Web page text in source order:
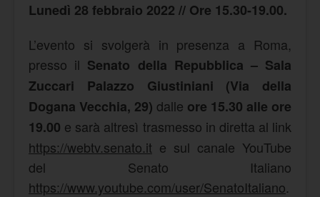
Lunedì 28 febbraio 2022 // Ore 15.30-19.00.
L’evento si svolgerà in presenza a Roma,
presso il Senato della Repubblica – Sala
Zuccari Palazzo Giustiniani (Via della
Dogana Vecchia, 29) dalle ore 15.30 alle ore
19.00 e sarà altresì trasmesso in diretta al link
https://webtv.senato.it e sul canale YouTube
del Senato Italiano
https://www.youtube.com/user/SenatoItaliano.